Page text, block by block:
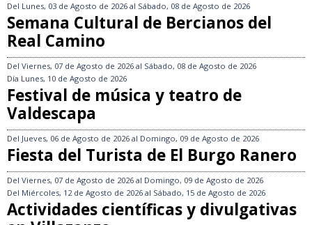
Del Lunes, 03 de Agosto de 2026 al Sábado, 08 de Agosto de 2026
Semana Cultural de Bercianos del
Real Camino
Del Viernes, 07 de Agosto de 2026 al Sábado, 08 de Agosto de 2026
Día Lunes, 10 de Agosto de 2026
Festival de música y teatro de
Valdescapa
Del Jueves, 06 de Agosto de 2026 al Domingo, 09 de Agosto de 2026
Fiesta del Turista de El Burgo Ranero
Del Viernes, 07 de Agosto de 2026 al Domingo, 09 de Agosto de 2026
Del Miércoles, 12 de Agosto de 2026 al Sábado, 15 de Agosto de 2026
Actividades científicas y divulgativas